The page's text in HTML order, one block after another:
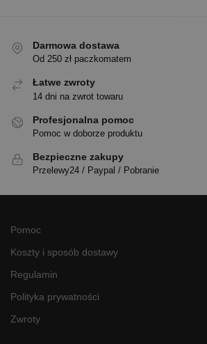
Darmowa dostawa
Od 250 zł paczkomatem
Łatwe zwroty
14 dni na zwrot towaru
Profesjonalna pomoc
Pomoc w doborze produktu
Bezpieczne zakupy
Przelewy24 / Paypal / Pobranie
Pomoc
Koszty i sposób dostawy
Regulamin
Polityka prywatności
Zwroty